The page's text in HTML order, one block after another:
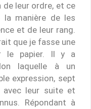
leur ordre, et ce
la manière de les
et de leur rang.
que je fasse une
le papier. Il y a
laquelle à un
expression, sept
avec leur suite et
Répondant à